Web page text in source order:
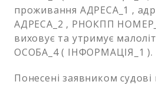
проживання АДРЕСА_1 ,
АДРЕСА_2 , РНОКПП
виховує та утримує
ОСОБА_4 ( ІНФОРМАЦІЯ_1 ).
Понесені заявником